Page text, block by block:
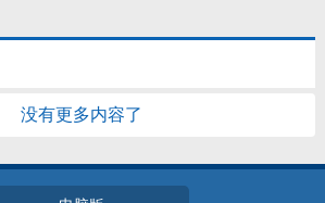
没有更多内容了